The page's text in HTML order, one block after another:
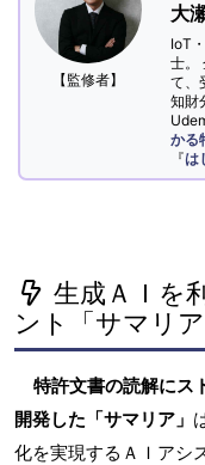
【監修者】
大
IoT
士。
て、
知財
かる
『は
生成ＡＩを
ント「サマリア
特許文書の読解にス
開発した「サマリア」
化を実現するＡＩアシ